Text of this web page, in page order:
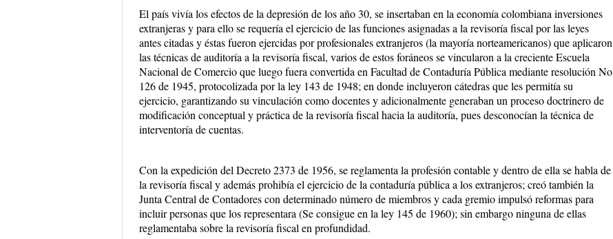
El país vivía los efectos de la depresión de los año 30, se insertaban en la economía colombiana inversiones
extranjeras y para ello se requería el ejercicio de las funciones asignadas a la revisoría fiscal por las leyes
antes citadas y éstas fueron ejercidas por profesionales extranjeros (la mayoría norteamericanos) que aplicaron
las técnicas de auditoría a la revisoría fiscal, varios de estos foráneos se vincularon a la creciente Escuela
Nacional de Comercio que luego fuera convertida en Facultad de Contaduría Pública mediante resolución No
126 de 1945, protocolizada por la ley 143 de 1948; en donde incluyeron cátedras que les permitía su
ejercicio, garantizando su vinculación como docentes y adicionalmente generaban un proceso doctrinero de
modificación conceptual y práctica de la revisoría fiscal hacia la auditoría, pues desconocían la técnica de
interventoría de cuentas.
Con la expedición del Decreto 2373 de 1956, se reglamenta la profesión contable y dentro de ella se habla de
la revisoría fiscal y además prohibía el ejercicio de la contaduría pública a los extranjeros; creó también la
Junta Central de Contadores con determinado número de miembros y cada gremio impulsó reformas para
incluir personas que los representara (Se consigue en la ley 145 de 1960); sin embargo ninguna de ellas
reglamentaba sobre la revisoría fiscal en profundidad.